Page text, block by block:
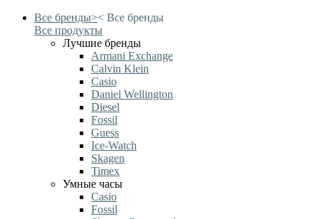
Все бренды>< Все бренды
Все продукты
Лучшие бренды
Armani Exchange
Calvin Klein
Casio
Daniel Wellington
Diesel
Fossil
Guess
Ice-Watch
Skagen
Timex
Умные часы
Casio
Fossil